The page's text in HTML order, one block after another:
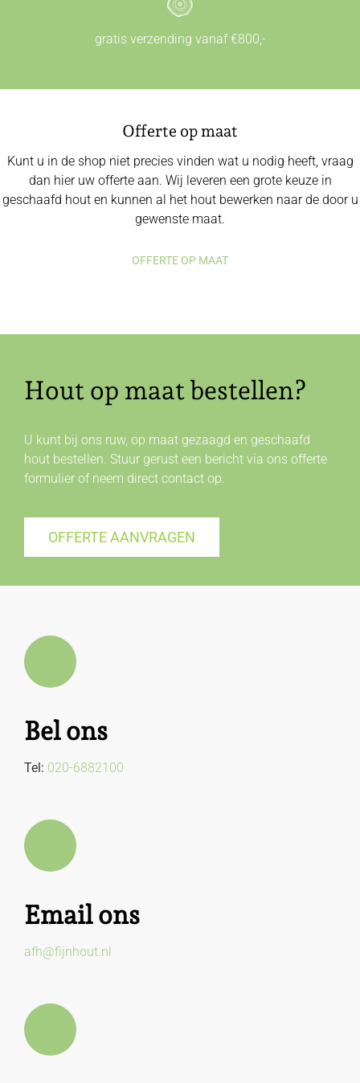
gratis verzending vanaf €800,-
Offerte op maat
Kunt u in de shop niet precies vinden wat u nodig heeft, vraag
dan hier uw offerte aan. Wij leveren een grote keuze in
geschaafd hout en kunnen al het hout bewerken naar de door u
gewenste maat.
OFFERTE OP MAAT
Hout op maat bestellen?
U kunt bij ons ruw, op maat gezaagd en geschaafd
hout bestellen. Stuur gerust een bericht via ons offerte
formulier of neem direct contactop.
OFFERTE AANVRAGEN
Bel ons
Tel: 020-6882100
Email ons
afh@fijnhout.nl